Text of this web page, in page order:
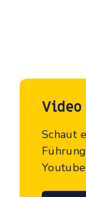
Schaut